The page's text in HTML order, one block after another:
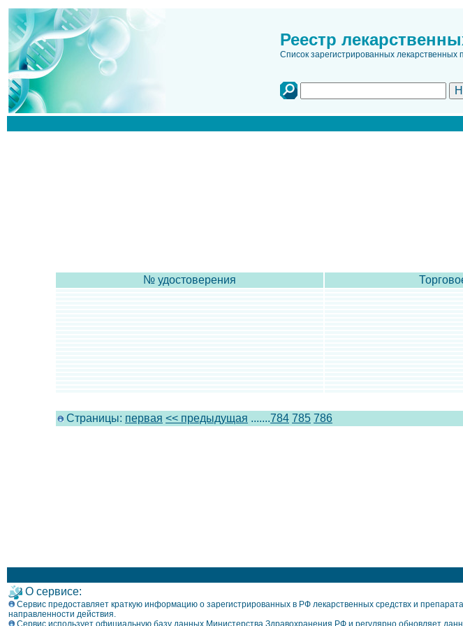
Реестр
Список зарегистрированных лекарственных
№ удостоверения
Страницы: первая << предыдущая .......784 785 786
О сервисе:
Сервис предоставляет краткую информацию о зарегистрированных в РФ лекарственных средствх и
направленности действия.
Сервис использует официальную базу данных Министерства Здравохранения РФ и регулярно обновляет